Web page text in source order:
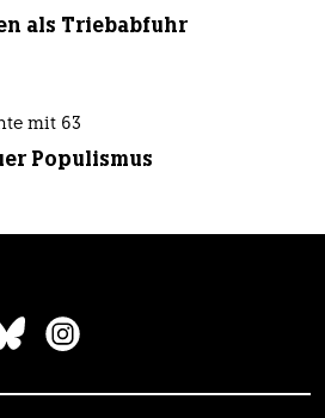
als Triebabfuhr
mit 63
Populismus